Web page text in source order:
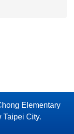
Elementary
Taipei City.